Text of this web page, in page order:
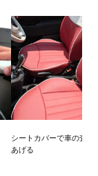
シートカバーで車の査定
あげる